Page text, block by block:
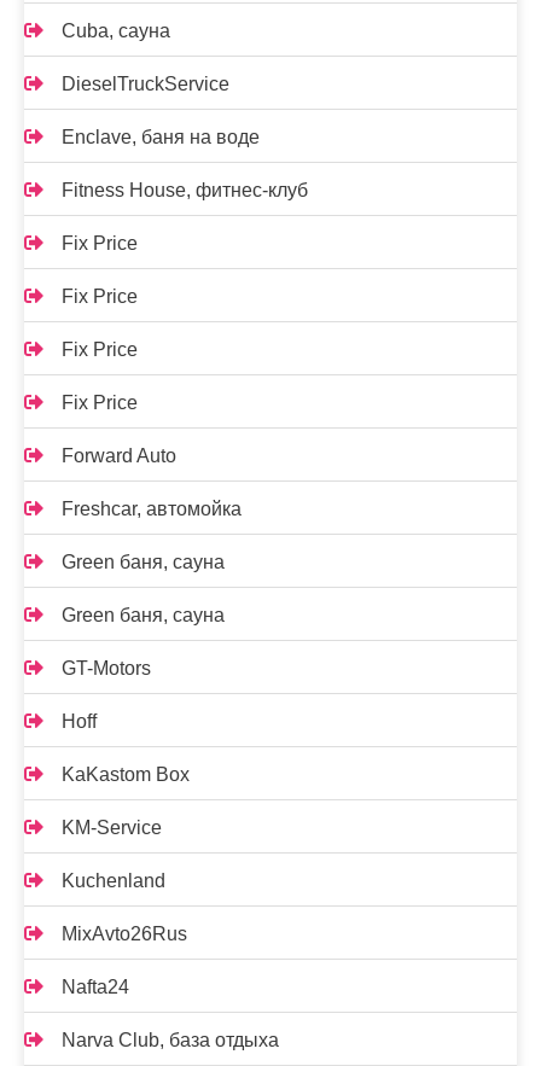
Cuba, сауна
DieselTruckService
Enclave, баня на воде
Fitness House, фитнес-клуб
Fix Price
Fix Price
Fix Price
Fix Price
Forward Auto
Freshcar, автомойка
Green баня, сауна
Green баня, сауна
GT-Motors
Hoff
KaKastom Box
KM-Service
Kuchenland
MixAvto26Rus
Nafta24
Narva Club, база отдыха